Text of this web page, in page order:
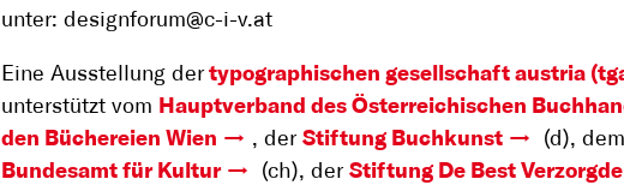
unter: designforum@c-i-v.at
Eine Ausstellung dertypographischen gesellschaft austria
unterstützt vom Hauptverband des Österreichischen
den Büchereien Wien
, der Stiftung Buchkunst
(d), dem
Bundesamt für Kultur
(ch), der Stiftung De Best Verzorgde